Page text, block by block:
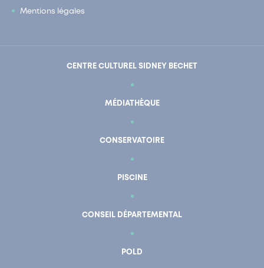
Mentions légales
CENTRE CULTUREL SIDNEY BECHET
MÉDIATHÈQUE
CONSERVATOIRE
PISCINE
CONSEIL DÉPARTEMENTAL
POLD